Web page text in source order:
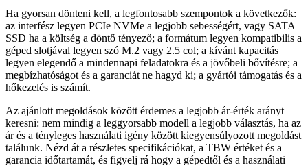
Ha gyorsan dönteni kell, a legfontosabb szempontok a következők:
az interfész legyen PCIe NVMe a legjobb sebességért, vagy SATA
SSD ha a költség a döntő tényező; a formátum legyen kompatibilis a
géped slotjával legyen szó M.2 vagy 2.5 col; a kívánt kapacitás
legyen elegendő a mindennapi feladatokra és a jövőbeli bővítésre; a
megbízhatóságot és a garanciát ne hagyd ki; a gyártói támogatás és a
hőkezelés is számít.
Az ajánlott megoldások között érdemes a legjobb ár-érték arányt
keresni: nem mindig a leggyorsabb modell a legjobb választás, ha az
ár és a tényleges használati igény között kiegyensúlyozott megoldást
találunk. Nézd át a részletes specifikációkat, a TBW értéket és a
garancia időtartamát, és figyelj rá hogy a gépedtől és a használati